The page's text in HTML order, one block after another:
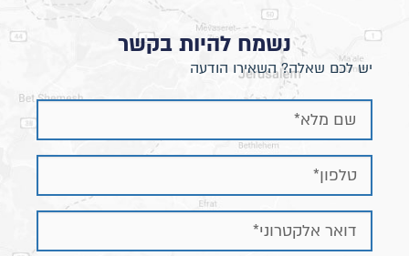
- גובה ראש מיטה: כ- 113 ס"מ
- אורך מיטה: תוספת כ- 14 ס"מ.
- רוחב מיטה: תוספת כ- 41 ס"מ לרוחב הנבחר.
מידות השידה:
- רוחב כ- 52 ס"מ
- עומק כ- 40 ס"מ
- גובה כ- 48 ס"מ
נשמח להיות בקשר
יש לכם שאלה? השאירו הודעה